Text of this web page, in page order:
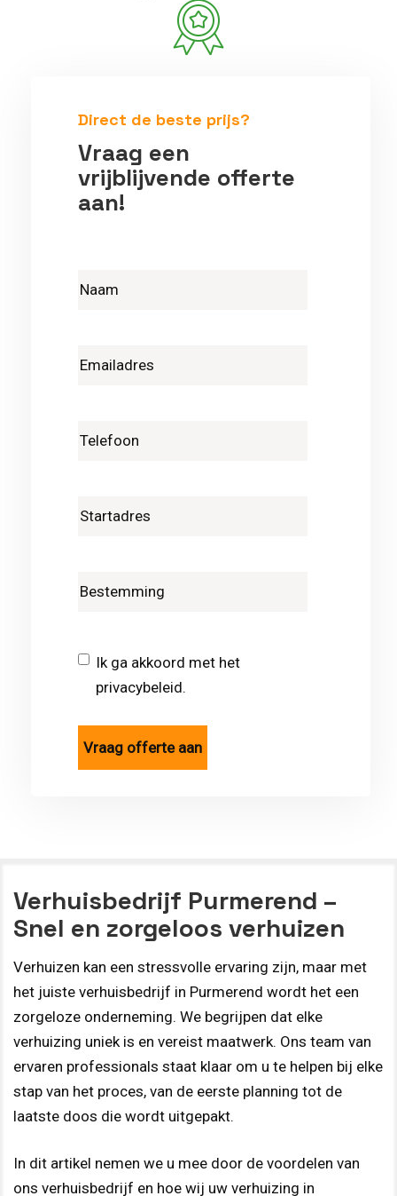
Direct de beste prijs?
Vraag een
vrijblijvende offerte
aan!
Ik ga akkoord met het
privacybeleid.
Verhuisbedrijf Purmerend –
Snel en zorgeloos verhuizen
Verhuizen kan een stressvolle ervaring zijn, maar met
het juiste verhuisbedrijf in Purmerend wordt het een
zorgeloze onderneming. We begrijpen dat elke
verhuizing uniek is en vereist maatwerk. Ons team van
ervaren professionals staat klaar om u te helpen bij elke
stap van het proces, van de eerste planning tot de
laatste doos die wordt uitgepakt.
In dit artikel nemen we u mee door de voordelen van
ons verhuisbedrijf en hoe wij uw verhuizing in